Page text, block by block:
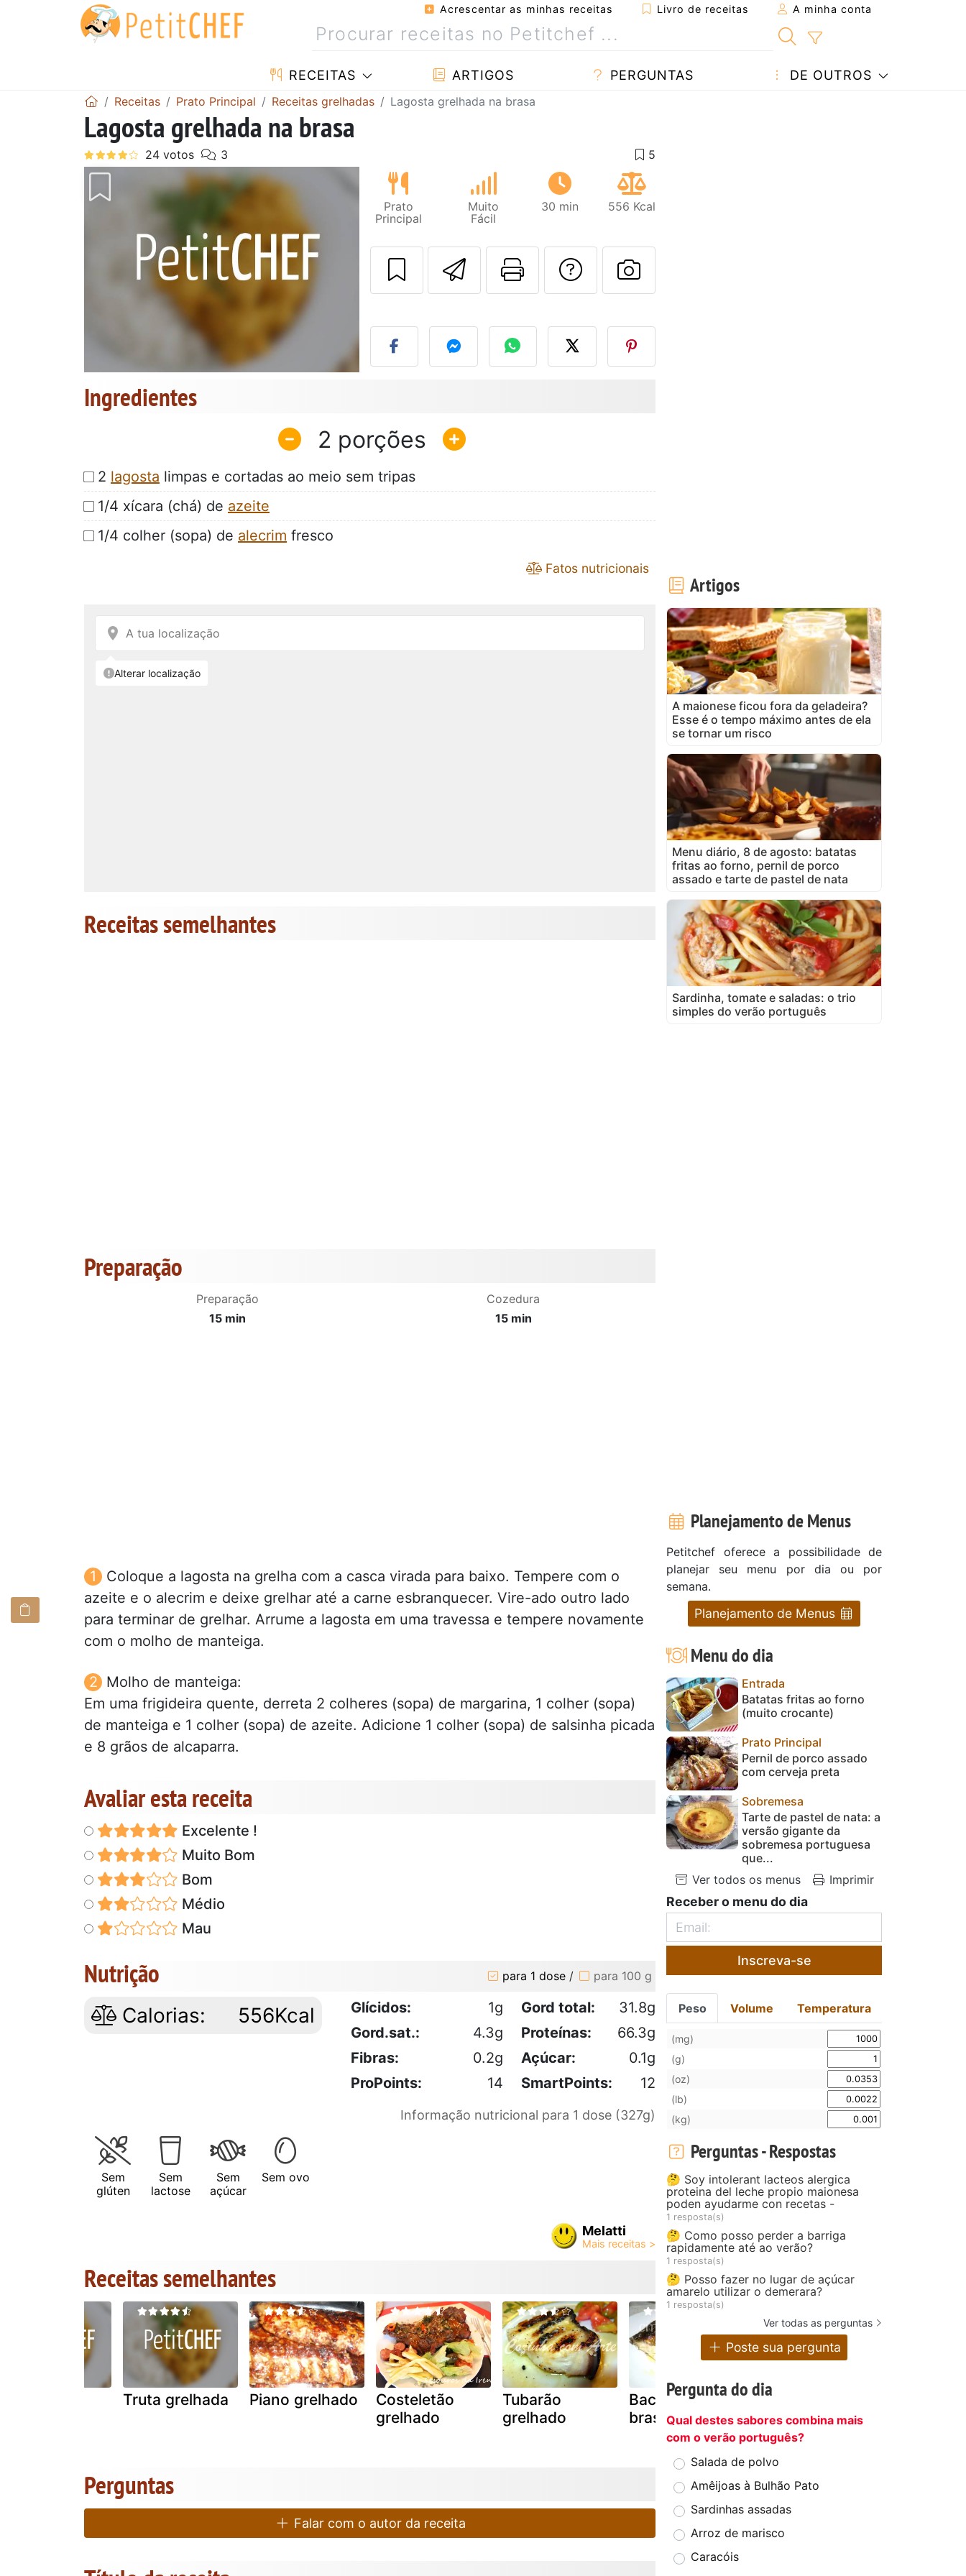
Acrescentar as minhas receitas Livro de receitas A minha conta
RECEITAS ARTIGOS PERGUNTAS DE OUTROS
Receitas Prato Principal Receitas grelhadas Lagosta grelhada na brasa
Lagosta grelhada na brasa
Prato
Principal
Muito
Fácil
30 min 556 Kcal
Enviar esta receita a um amigo
Imprima esta página
Falar com o autor da receita
Fez esta receita? Compartilhe
Ingredientes
2
2 lagosta limpas e cortadas ao meio sem tripas
1/4 xícara (chá) de azeite
1/4 colher (sopa) de alecrim fresco
Fatos nutricionais
Receitas semelhantes
Preparação
Preparação
15 min
Cozedura
15 min
Coloque a lagosta na grelha com a casca virada para baixo. Tempere com o
azeite e o alecrim e deixe grelhar até a carne esbranquecer. Vire-ado outro lado
para terminar de grelhar. Arrume a lagosta em uma travessa e tempere novamente
com o molho de manteiga.
Molho de manteiga:
Em uma frigideira quente, derreta 2 colheres (sopa) de margarina, 1 colher (sopa)
de manteiga e 1 colher (sopa) de azeite. Adicione 1 colher (sopa) de salsinha picada
e 8 grãos de alcaparra.
Avaliar esta receita
Excelente !
Muito Bom
Bom
Médio
Mau
Nutrição para 1 dose / para 100 g
Calorias: 556Kcal Glícidos: 1g Gord total:
31.8g
Gord.sat.:
4.3g Proteínas:
66.3g
Fibras:
0.2g Açúcar:
0.1g
ProPoints:
14 SmartPoints: 12
Informação nutricional para 1 dose (327g)
Sem
glúten
Sem
lactose
Sem
açúcar
Sem ovo
Melatti
Receitas semelhantes
Truta grelhada Piano grelhado
Costeletão
grelhado
Tubarão
grelhado
Bacalhau na
brasa
Paté de lagosta
Perguntas
Falar com o autor da receita
Artigos
A maionese ficou fora da geladeira?
Esse é o tempo máximo antes de ela
se tornar um risco
Menu diário, 8 de agosto: batatas
fritas ao forno, pernil de porco
assado e tarte de pastel de nata
Sardinha, tomate e saladas: o trio
simples do verão português
Planejamento de Menus
Petitchef oferece a possibilidade de
planejar seu menu por dia ou por
semana.
Planejamento de Menus
Menu do dia
Entrada
Batatas fritas ao forno
(muito crocante)
Prato Principal
Pernil de porco assado
com cerveja preta
Sobremesa
Tarte de pastel de nata: a
versão gigante da
sobremesa portuguesa
que...
Ver todos os menus
Imprimir
Receber o menu do dia
Inscreva-se
Peso Volume Temperatura
(mg)
(g)
(oz)
(lb)
(kg)
Perguntas - Respostas
🤔 Soy intolerant lacteos alergica
proteina del leche propio maionesa
poden ayudarme con recetas -
1 resposta(s)
🤔 Como posso perder a barriga
rapidamente até ao verão?
1 resposta(s)
🤔 Posso fazer no lugar de açúcar
amarelo utilizar o demerara?
1 resposta(s)
Ver todas as perguntas
Poste sua pergunta
Pergunta do dia
Qual destes sabores combina mais
com o verão português?
Salada de polvo
Amêijoas à Bulhão Pato
Sardinhas assadas
Arroz de marisco
Caracóis